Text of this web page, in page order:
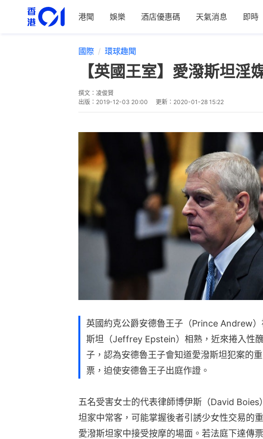
港聞 娛樂 酒店優惠碼 天氣消息 即時
國際 環球趣聞
【英國王室】愛潑斯坦
撰文： 凌俊賢
出版： 2019-12-03 20:00 更新： 2020-01-28 15:22
英國約克公爵安德魯王子（Prince Andrew
斯坦（Jeffrey Epstein）相熟，近來捲入性
子，認為安德魯王子會知道愛潑斯坦犯案的
票，迫使安德魯王子出庭作證。
五名受害女士的代表律師博伊斯（David
坦家中常客，可能掌握後者引誘少女性交易的
愛潑斯坦家中接受按摩的場面。若法庭下達傳